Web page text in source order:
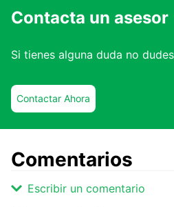
Contacta un asesor
Si tienes alguna duda no
Contactar Ahora
Comentarios
Escribir un comentario